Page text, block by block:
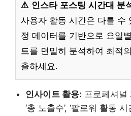
⚠️ 인스타 포스팅 시간대 분
사용자 활동 시간은 다를 수
정 데이터를 기반으로 요일
트를 면밀히 분석하여 최적
출하세요.
인사이트 활용: 프로페셔널
‘총 노출수’, ‘팔로워 활동